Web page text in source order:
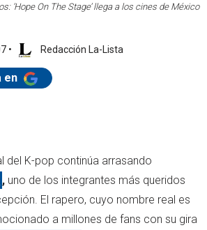
‘Hope On The Stage’ llega a los cines de México
• Redacción La-Lista
en
del K-pop continúa arrasando
, uno de los integrantes más queridos
El rapero, cuyo nombre real es
a millones de fans con su gira